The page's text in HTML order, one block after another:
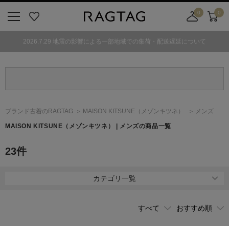
気
0
舗
カ
ト
0
2026.7.29 地震の影響による一部地域での集荷・配送遅延について
ブランド古着のRAGTAG MAISON KITSUNE （メゾンキツネ） メンズ
MAISON KITSUNE （メゾンキツネ） | メンズの商品一覧
23件
カテゴリ一覧